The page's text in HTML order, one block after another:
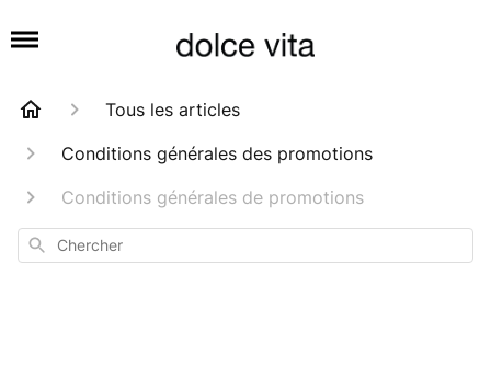
Tous les articles
Conditions générales des promotions
Conditions générales de promotions
Chercher